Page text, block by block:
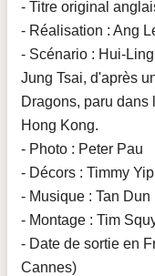
- Titre original
- Réalisation : Ang
- Scénario : Hui-
Jung Tsai, d'après
Dragons, paru dans
Hong Kong.
- Photo : Peter Pau
- Décors : Timmy Yip
- Musique : Tan Dun
- Montage : Tim
- Date de sortie en
Cannes)